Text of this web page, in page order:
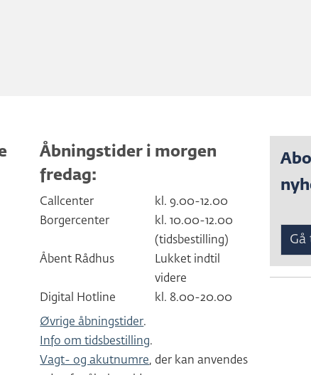
Åbningstider i morgen
fredag:
Callcenter
kl. 9.00-12.00
Borgercenter
kl. 10.00-12.00
(tidsbestilling)
Åbent Rådhus
Lukket indtil
videre
Digital Hotline
kl. 8.00-20.00
Øvrige åbningstider.
Info om tidsbestilling.
Vagt- og akutnumre, der kan anvendes
Gå